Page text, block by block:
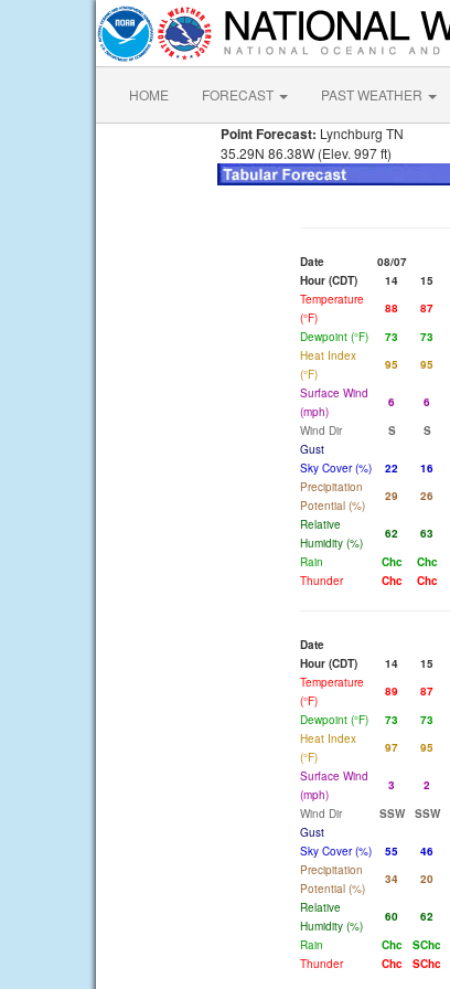
HOME FORECAST PAST WEATHER
Point Forecast: Lynchburg TN
35.29N 86.38W (Elev. 997 ft)
Date 08/07
Hour (CDT)
14 15
Temperature
(°F)
88 87
Dewpoint (°F)
73 73
Heat Index
(°F)
95 95
Surface Wind
(mph)
6 6
Wind Dir
S S
Gust
Sky Cover (%)
22 16
Precipitation
Potential (%)
29 26
Relative
Humidity (%)
62 63
Rain
Chc Chc
Thunder
Chc Chc
Date
Hour (CDT)
14 15
Temperature
(°F)
89 87
Dewpoint (°F)
73 73
Heat Index
(°F)
97 95
Surface Wind
(mph)
3 2
Wind Dir
SSW SSW
Gust
Sky Cover (%)
55 46
Precipitation
Potential (%)
34 20
Relative
Humidity (%)
60 62
Rain
Chc SChc
Thunder
Chc SChc